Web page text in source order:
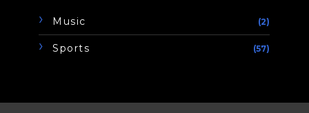
Music (2)
Sports (57)